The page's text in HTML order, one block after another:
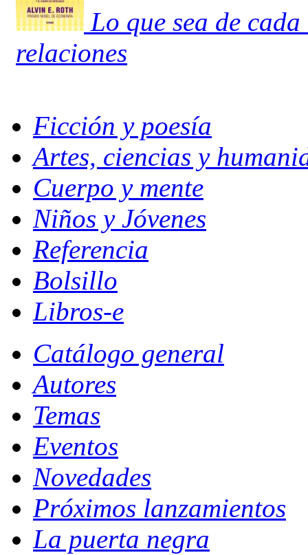
Lo que sea de
relaciones
Ficción y poesía
Artes, ciencias y
Cuerpo y mente
Niños y Jóvenes
Referencia
Bolsillo
Libros-e
Catálogo general
Autores
Temas
Eventos
Novedades
Próximos lanzamientos
La puerta negra